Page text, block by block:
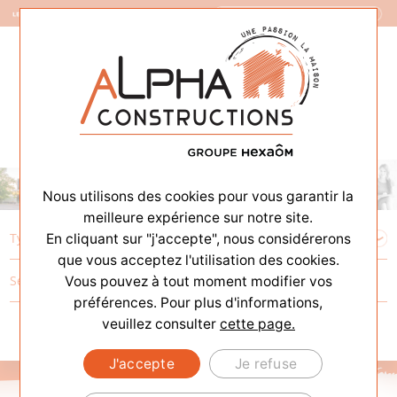
Nous utilisons des cookies pour vous garantir la
meilleure expérience sur notre site.
En cliquant sur "j'accepte", nous considérerons
que vous acceptez l'utilisation des cookies.
Vous pouvez à tout moment modifier vos
préférences. Pour plus d'informations,
veuillez consulter cette page.
J'accepte Je refuse